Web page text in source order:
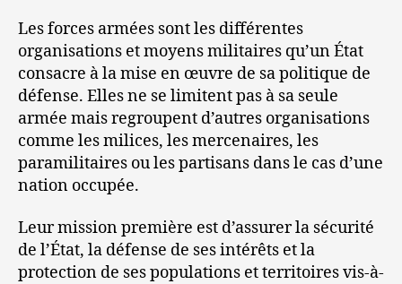
Les forces armées sont les différentes
organisations et moyens militaires qu’un État
consacre à la mise en œuvre de sa politique de
défense. Elles ne se limitent pas à sa seule
armée mais regroupent d’autres organisations
comme les milices, les mercenaires, les
paramilitaires ou les partisans dans le cas d’une
nation occupée.
Leur mission première est d’assurer la sécurité
de l’État, la défense de ses intérêts et la
protection de ses populations et territoires vis-à-